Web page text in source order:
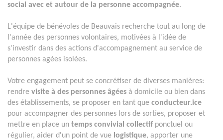
social avec et autour de la personne accompagnée.
L'équipe de bénévoles de Beauvais recherche tout au long de
l'année des personnes volontaires, motivées à l'idée de
s'investir dans des actions d'accompagnement au service de
personnes agées isolées.
Votre engagement peut se concrétiser de diverses manières:
rendre visite à des personnes âgées à domicile ou bien dans
des établissements, se proposer en tant que conducteur.ice
pour accompagner des personnes lors de sorties, proposer et
mettre en place un temps convivial collectif ponctuel ou
régulier, aider d'un point de vue logistique, apporter une